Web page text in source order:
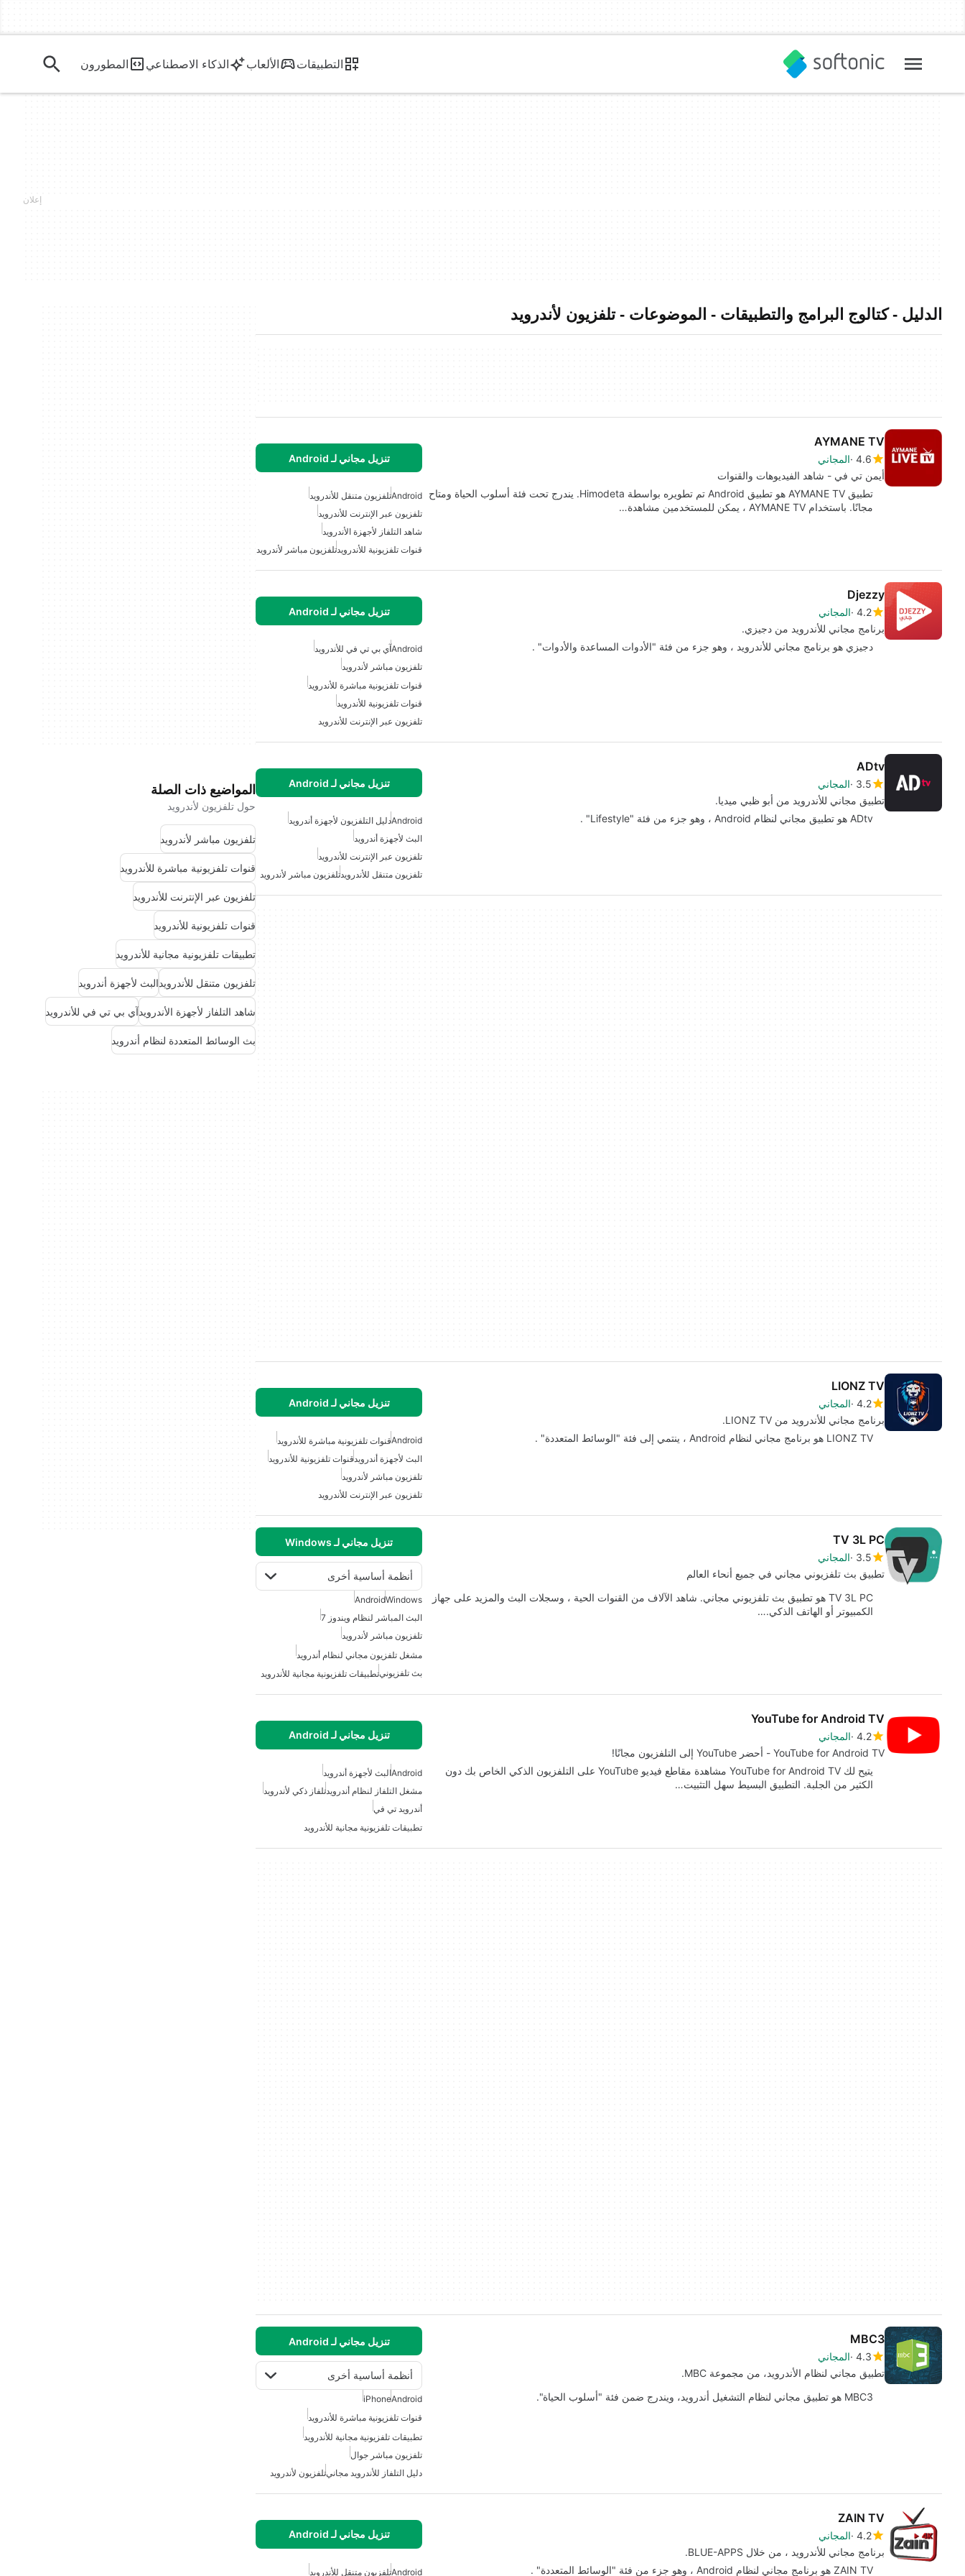
التطبيقات الألعاب الذكاء الاصطناعي المطورون
الدليل - كتالوج البرامج والتطبيقات - الموضوعات - تلفزيون لأندرويد
AYMANE TV
4.6 المجاني
أيمن تي في - شاهد الفيديوهات والقنوات
تنزيل مجاني لـ Android
تطبيق AYMANE TV هو تطبيق Android تم تطويره بواسطة Himodeta. يندرج تحت فئة أسلوب الحياة ومتاح
مجانًا. باستخدام AYMANE TV ، يمكن للمستخدمين مشاهدة…
Androidتلفزيون متنقل للأندرويد
تلفزيون عبر الإنترنت للأندرويد
شاهد التلفاز لأجهزة الأندرويد
قنوات تلفزيونية للأندرويدتلفزيون مباشر لأندرويد
Djezzy
4.2 المجاني
برنامج مجاني للأندرويد من دجيزي.
تنزيل مجاني لـ Android
دجيزي هو برنامج مجاني للأندرويد ، وهو جزء من فئة "الأدوات المساعدة والأدوات" . Androidآي بي تي في للأندرويد
تلفزيون مباشر لأندرويد
قنوات تلفزيونية مباشرة للأندرويد
قنوات تلفزيونية للأندرويد
تلفزيون عبر الإنترنت للأندرويد
ADtv
3.5 المجاني
تطبيق مجاني للأندرويد من أبو ظبي ميديا.
تنزيل مجاني لـ Android
ADtv هو تطبيق مجاني لنظام Android ، وهو جزء من فئة "Lifestyle" . Androidدليل التلفزيون لأجهزة أندرويد
البث لأجهزة أندرويد
تلفزيون عبر الإنترنت للأندرويد
تلفزيون متنقل للأندرويدتلفزيون مباشر لأندرويد
LIONZ TV
4.2 المجاني
برنامج مجاني للأندرويد من LIONZ TV.
تنزيل مجاني لـ Android
LIONZ TV هو برنامج مجاني لنظام Android ، ينتمي إلى فئة "الوسائط المتعددة" . Androidقنوات تلفزيونية مباشرة للأندرويد
البث لأجهزة أندرويدقنوات تلفزيونية للأندرويد
تلفزيون مباشر لأندرويد
تلفزيون عبر الإنترنت للأندرويد
TV 3L PC
3.5 المجاني
تطبيق بث تلفزيوني مجاني في جميع أنحاء العالم
تنزيل مجاني لـ Windows
أنظمة أساسية أخرى
TV 3L PC هو تطبيق بث تلفزيوني مجاني. شاهد الآلاف من القنوات الحية ، وسجلات البث والمزيد على جهاز
الكمبيوتر أو الهاتف الذكي.…
Windows
Android
البث المباشر لنظام ويندوز 7
تلفزيون مباشر لأندرويد
مشغل تلفزيون مجاني لنظام أندرويد
بث تلفزيونيتطبيقات تلفزيونية مجانية للأندرويد
YouTube for Android TV
4.2 المجاني
YouTube for Android TV - أحضر YouTube إلى التلفزيون مجانًا!
تنزيل مجاني لـ Android
يتيح لك YouTube for Android TV مشاهدة مقاطع فيديو YouTube على التلفزيون الذكي الخاص بك دون
الكثير من الجلبة. التطبيق البسيط سهل التثبيت…
Androidالبث لأجهزة أندرويد
مشغل التلفاز لنظام أندرويدتلفاز ذكي لأندرويد
أندرويد تي في
تطبيقات تلفزيونية مجانية للأندرويد
MBC3
4.3 المجاني
تطبيق مجاني لنظام الأندرويد، من مجموعة MBC.
تنزيل مجاني لـ Android
أنظمة أساسية أخرى
MBC3 هو تطبيق مجاني لنظام التشغيل أندرويد، ويندرج ضمن فئة "أسلوب الحياة".
Android
iPhone
قنوات تلفزيونية مباشرة للأندرويد
تطبيقات تلفزيونية مجانية للأندرويد
تلفزيون مباشر جوال
دليل التلفاز للأندرويد مجانيتلفزيون لأندرويد
ZAIN TV
4.2 المجاني
برنامج مجاني للأندرويد ، من خلال BLUE-APPS.
تنزيل مجاني لـ Android
ZAIN TV هو برنامج مجاني لنظام Android ، وهو جزء من فئة "الوسائط المتعددة" . Androidتلفزيون متنقل للأندرويد
المواضيع ذات الصلة
حول تلفزيون لأندرويد
تلفزيون مباشر لأندرويد
قنوات تلفزيونية مباشرة للأندرويد
تلفزيون عبر الإنترنت للأندرويد
قنوات تلفزيونية للأندرويد
تطبيقات تلفزيونية مجانية للأندرويد
تلفزيون متنقل للأندرويدالبث لأجهزة أندرويد
شاهد التلفاز لأجهزة الأندرويدآي بي تي في للأندرويد
بث الوسائط المتعددة لنظام أندرويد